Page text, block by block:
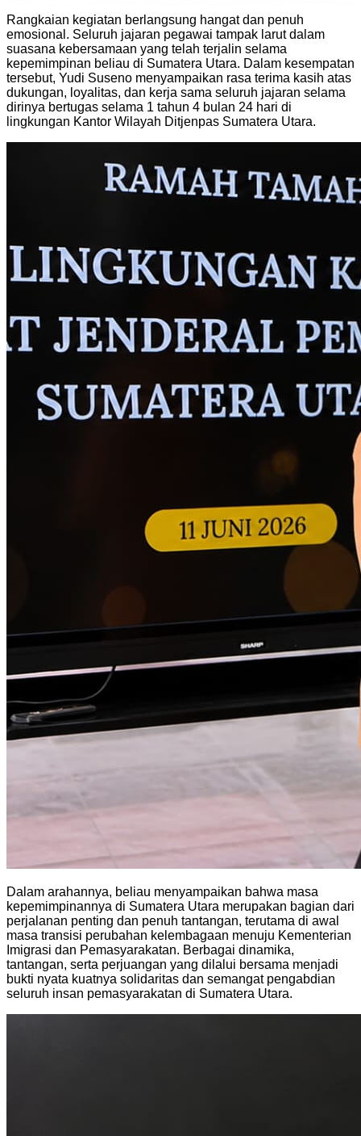
Rangkaian kegiatan berlangsung hangat dan penuh
emosional. Seluruh jajaran pegawai tampak larut dalam
suasana kebersamaan yang telah terjalin selama
kepemimpinan beliau di Sumatera Utara. Dalam kesempatan
tersebut, Yudi Suseno menyampaikan rasa terima kasih atas
dukungan, loyalitas, dan kerja sama seluruh jajaran selama
dirinya bertugas selama 1 tahun 4 bulan 24 hari di
lingkungan Kantor Wilayah Ditjenpas Sumatera Utara.
Dalam arahannya, beliau menyampaikan bahwa masa
kepemimpinannya di Sumatera Utara merupakan bagian dari
perjalanan penting dan penuh tantangan, terutama di awal
masa transisi perubahan kelembagaan menuju Kementerian
Imigrasi dan Pemasyarakatan. Berbagai dinamika,
tantangan, serta perjuangan yang dilalui bersama menjadi
bukti nyata kuatnya solidaritas dan semangat pengabdian
seluruh insan pemasyarakatan di Sumatera Utara.